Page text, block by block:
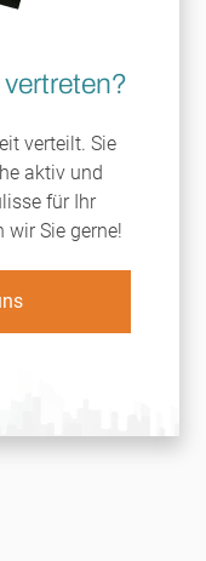
verteilt. Sie
aktiv und
für Ihr
wir Sie gerne!